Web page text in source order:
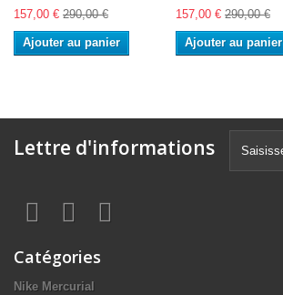
157,00 € 290,00 €
Ajouter au panier
157,00 € 290,00 €
Ajouter au panier
Lettre d'informations
Catégories
Nike Mercurial